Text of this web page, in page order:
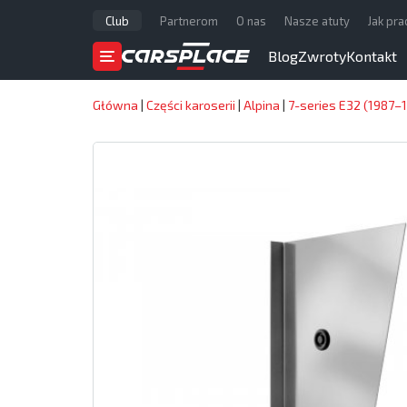
Club Partnerom O nas Nasze atuty Jak
BlogZwrotyKontakt
Główna | Części karoserii | Alpina | 7-series E32